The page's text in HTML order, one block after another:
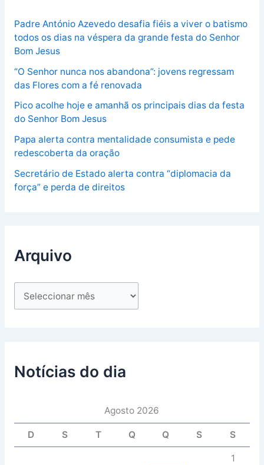
Padre António Azevedo desafia fiéis a viver o batismo
todos os dias na véspera da grande festa do Senhor
Bom Jesus
“O Senhor nunca nos abandona”: jovens regressam
das Flores com a fé renovada
Pico acolhe hoje e amanhã os principais dias da festa
do Senhor Bom Jesus
Papa alerta contra mentalidade consumista e pede
redescoberta da oração
Secretário de Estado alerta contra “diplomacia da
força” e perda de direitos
Arquivo
Notícias do dia
Agosto 2026
D S T Q Q S S
1